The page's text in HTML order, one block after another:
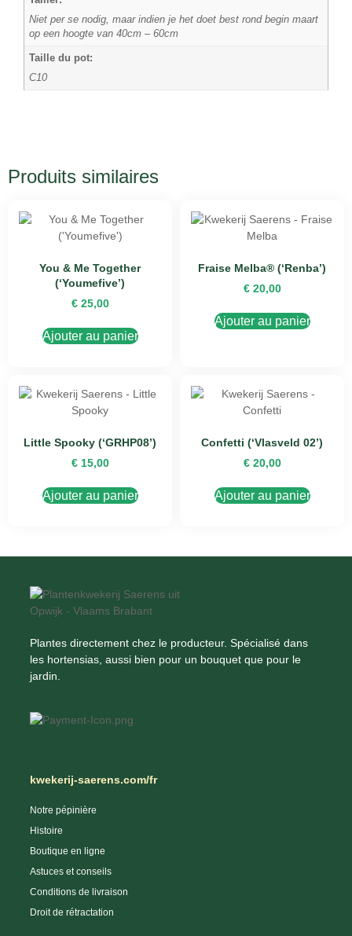
Niet per se nodig, maar indien je het doet best rond begin maart
op een hoogte van 40cm – 60cm
Taille du pot:
C10
Produits similaires
You & Me Together
(‘Youmefive’)
€25,00
Ajouter au panier
Fraise Melba® (‘Renba’)
€20,00
Ajouter au panier
Little Spooky (‘GRHP08’)
€15,00
Ajouter au panier
Confetti (‘Vlasveld 02’)
€20,00
Ajouter au panier
Plantes directement chez le producteur. Spécialisé dans
les hortensias, aussi bien pour un bouquet que pour le
jardin.
kwekerij-saerens.com/fr
Notre pépinière
Histoire
Boutique en ligne
Astuces et conseils
Conditions de livraison
Droit de rétractation